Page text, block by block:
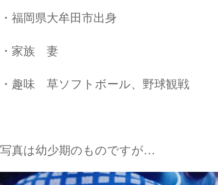
・福岡県大牟田市出身
・家族 妻
・趣味 草ソフトボール、野球観戦
写真は幼少期のものですが…